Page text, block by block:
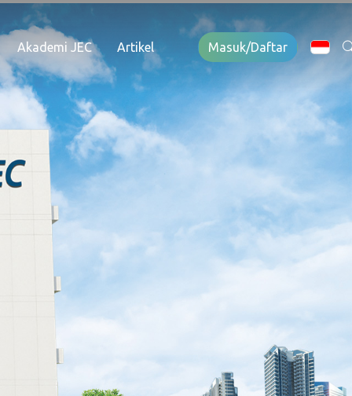
Akademi JEC Artikel Masuk/Daftar